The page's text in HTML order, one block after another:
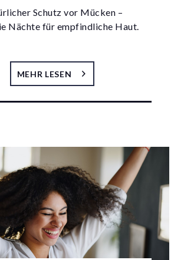
Schutz vor Mücken –
Nächte für empfindliche Haut.
MEHR LESEN